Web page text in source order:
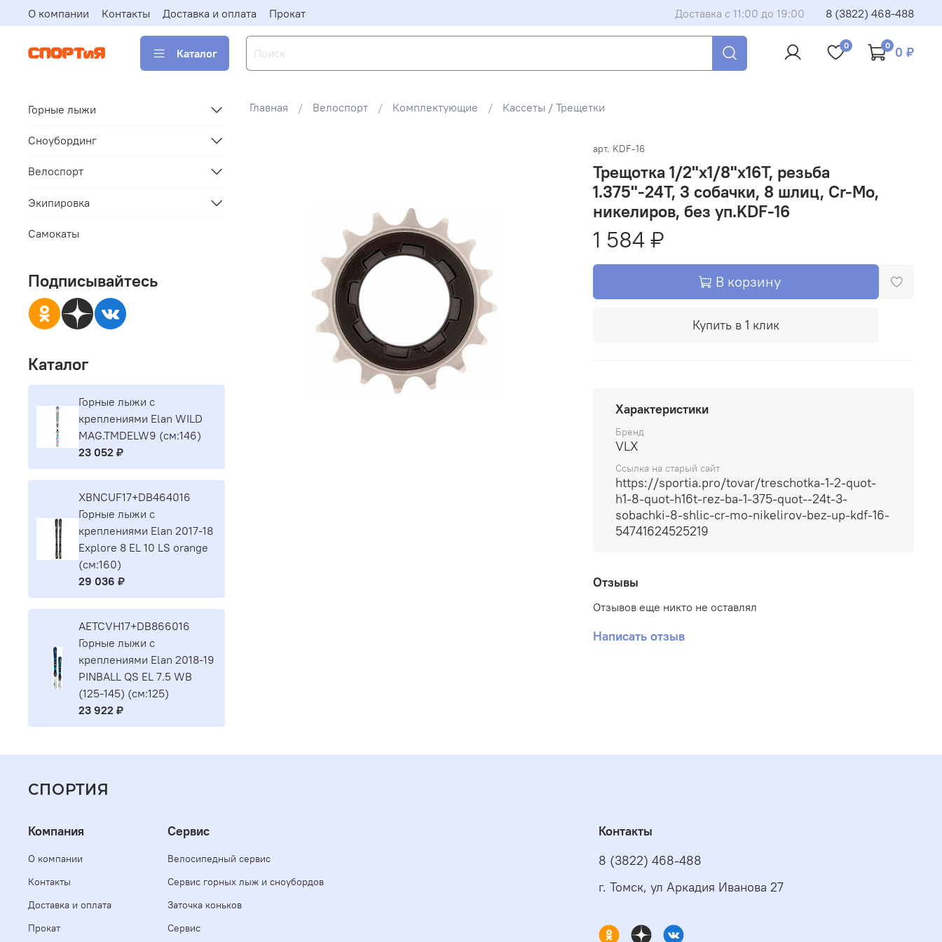
О компании Контакты Доставка и оплата Прокат Доставка с 11:00 до 19:00 8 (3822) 468-488
Каталог
0 0 0 ₽
Главная Велоспорт Комплектующие Кассеты / Трещетки
арт. KDF-16
Трещотка 1/2"х1/8"х16Т, резьба
1.375"-24T, 3 собачки, 8 шлиц, Cr-Mo,
никелиров, без уп.KDF-16
1 584 ₽
В корзину
Купить в 1 клик
Характеристики
Бренд
VLX
Ссылка на старый сайт
https://sportia.pro/tovar/treschotka-1-2-quot-
h1-8-quot-h16t-rez-ba-1-375-quot--24t-3-
sobachki-8-shlic-cr-mo-nikelirov-bez-up-kdf-16-
54741624525219
Отзывы
Отзывов еще никто не оставлял
Написать отзыв
Горные лыжи
Сноубординг
Велоспорт
Экипировка
Самокаты
Подписывайтесь
Каталог
Горные лыжи с
креплениями Elan WILD
MAG.TMDELW9 (см:146)
23 052 ₽
XBNCUF17+DB464016
Горные лыжи с
креплениями Elan 2017-18
Explore 8 EL 10 LS orange
(см:160)
29 036 ₽
AETCVH17+DB866016
Горные лыжи с
креплениями Elan 2018-19
PINBALL QS EL 7.5 WB
(125-145) (см:125)
23 922 ₽
СПОРТИЯ
Компания
О компании
Контакты
Доставка и оплата
Прокат
Сервис
Велосипедный сервис
Сервис горных лыж и сноубордов
Заточка коньков
Сервис
Контакты
8 (3822) 468-488
г. Томск, ул Аркадия Иванова 27